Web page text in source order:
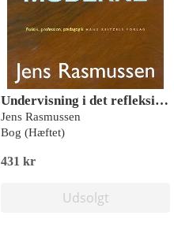
Undervisning i det refleksivt moderne
Jens Rasmussen
Bog (Hæftet)
431 kr
Udsolgt